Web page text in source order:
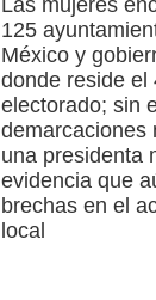
Las mujeres
125
México y
donde reside el
electorado; sin
demarcaciones
una presidenta
evidencia que
brechas en el
local